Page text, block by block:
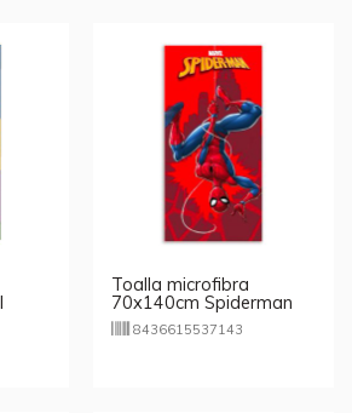
Toalla microfibra
70x140cm Spiderman
Marvel - rojo
8436615537143